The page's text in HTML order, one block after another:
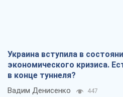
Украина вступила в
экономического кризиса.
в конце туннеля?
Вадим Денисенко 447